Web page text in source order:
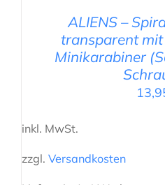
ALIENS –
transparent
Minikarabiner
inkl. MwSt.
zzgl. Versandkosten